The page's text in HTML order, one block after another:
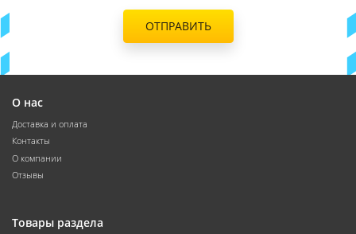
ОТПРАВИТЬ
О нас
Доставка и оплата
Контакты
О компании
Отзывы
Товары раздела